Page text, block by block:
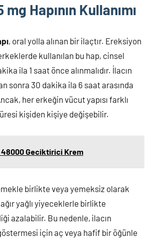
Hapının Kullanımı
, oral yolla alınan bir ilaçtır. Ereksiyon
kullanılan bu hap, cinsel
ila 1 saat önce alınmalıdır. İlacın
sonra 30 dakika ila 6 saat arasında
her erkeğin vücut yapısı farklı
kişiden kişiye değişebilir.
48000 Geciktirici Krem
birlikte veya yemeksiz olarak
yağlı yiyeceklerle birlikte
azalabilir. Bu nedenle, ilacın
için aç veya hafif bir öğünle